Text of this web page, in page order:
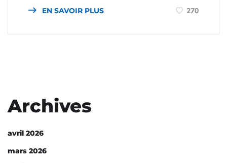
EN SAVOIR PLUS 270
Archives
avril 2026
mars 2026